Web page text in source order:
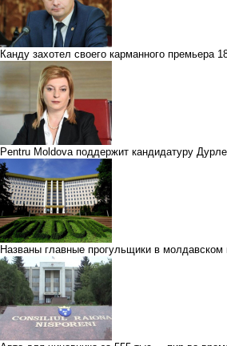
Канду захотел своего карманного премьера
Pentru Moldova поддержит кандидатуру
Названы главные прогульщики в молдавском